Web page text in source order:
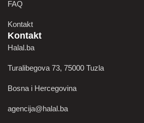
FAQ
Kontakt
Kontakt
Halal.ba
Turalibegova 73, 75000 Tuzla
Bosna i Hercegovina
agencija@halal.ba